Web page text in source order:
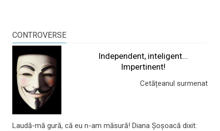
CONTROVERSE
Independent, inteligent...
Impertinent!
Cetățeanul surmenat
Laudă-mă gură, că eu n-am măsură! Diana Șoșoacă dixit: